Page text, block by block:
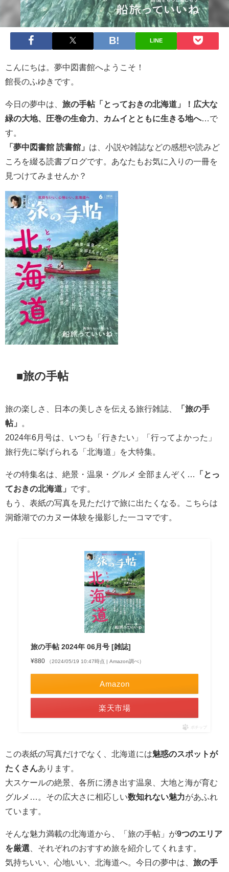
LINE
こんにちは。夢中図書館へようこそ！
館長のふゆきです。
今日の夢中は、 旅の手帖「とっておきの北海道」！広大な
緑の大地、圧巻の生命力、カムイとともに生きる地へ…で
す。
「夢中図書館 読書館」 は、小説や雑誌などの感想や読みど
ころを綴る読書ブログです。あなたもお気に入りの一冊を
見つけてみませんか？
■旅の手帖
旅の楽しさ、日本の美しさを伝える旅行雑誌、
「旅の手
帖」
。
2024年6月号は、いつも「行きたい」「行ってよかった」
旅行先に挙げられる「北海道」を大特集。
その特集名は、絶景・温泉・グルメ 全部まんぞく…
「とっ
ておきの北海道」 です。
もう、表紙の写真を見ただけで旅に出たくなる。こちらは
洞爺湖でのカヌー体験を撮影した一コマです。
旅の手帖 2024年 06月号 [雑誌]
¥880 （2024/05/19 10:47時点 | Amazon調べ）
Amazon
楽天市場
ポチップ
この表紙の写真だけでなく、北海道には魅惑のスポットが
たくさんあります。
大スケールの絶景、各所に湧き出す温泉、大地と海が育む
グルメ…。その広大さに相応しい数知れない魅力があふれ
ています。
そんな魅力満載の北海道から、「旅の手帖」が9つのエリア
を厳選 、それぞれのおすすめ旅を紹介してくれます。
気持ちいい、心地いい、北海道へ。今日の夢中は、 旅の手